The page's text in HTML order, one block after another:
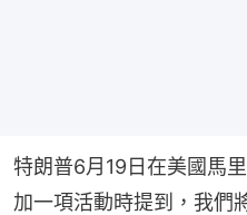
特朗普6月19日在美國馬
加一項活動時提到，我們